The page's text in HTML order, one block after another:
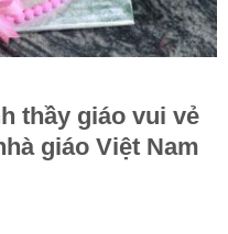
thầy giáo vui vẻ
giáo Việt Nam